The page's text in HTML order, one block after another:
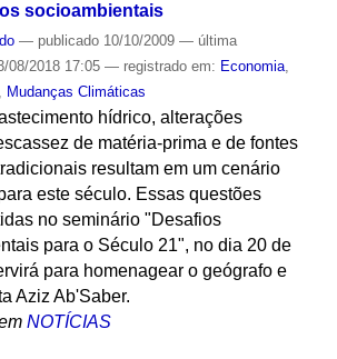
socioambientais
— publicado10/10/2009 — última
08/2018 17:05 — registrado em: Economia,
Mudanças Climáticas
hídrico, alterações
de matéria-prima e de fontes
resultam em um cenário
este século. Essas questões
no seminário "Desafios
para o Século 21", no dia 20 de
para homenagear o geógrafo e
Aziz Ab'Saber.
NOTÍCIAS